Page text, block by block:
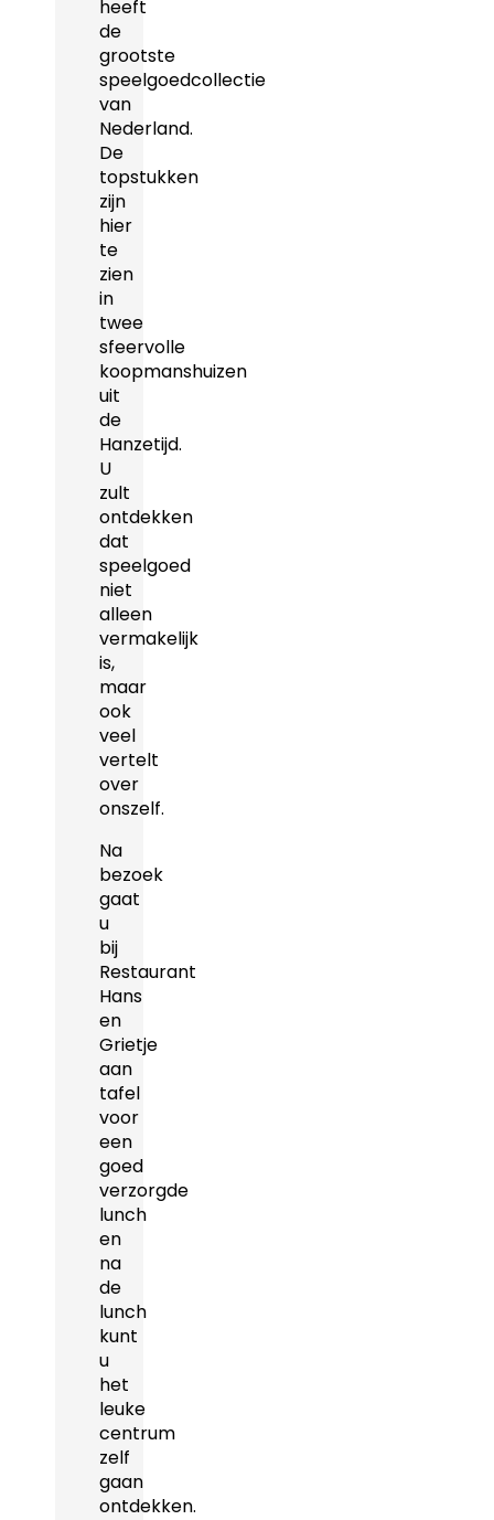
heeft
de
grootste
speelgoedcollectie
van
Nederland.
De
topstukken
zijn
hier
te
zien
in
twee
sfeervolle
koopmanshuizen
uit
de
Hanzetijd.
U
zult
ontdekken
dat
speelgoed
niet
alleen
vermakelijk
is,
maar
ook
veel
vertelt
over
onszelf.
Na
bezoek
gaat
u
bij
Restaurant
Hans
en
Grietje
aan
tafel
voor
een
goed
verzorgde
lunch
en
na
de
lunch
kunt
u
het
leuke
centrum
zelf
gaan
ontdekken.